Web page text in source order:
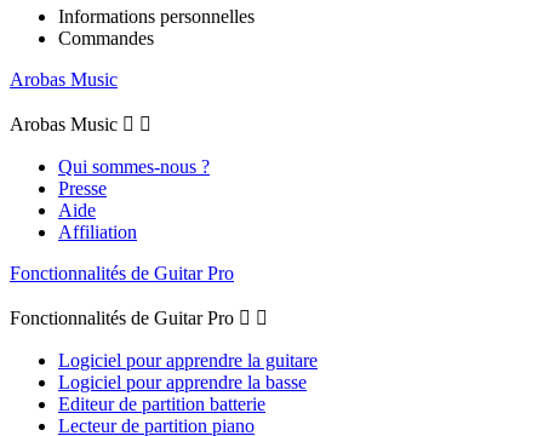
Informations personnelles
Commandes
Arobas Music
Arobas Music  
Qui sommes-nous ?
Presse
Aide
Affiliation
Fonctionnalités de Guitar Pro
Fonctionnalités de Guitar Pro  
Logiciel pour apprendre la guitare
Logiciel pour apprendre la basse
Editeur de partition batterie
Lecteur de partition piano